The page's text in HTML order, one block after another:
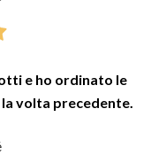
e ho ordinato le
volta precedente.